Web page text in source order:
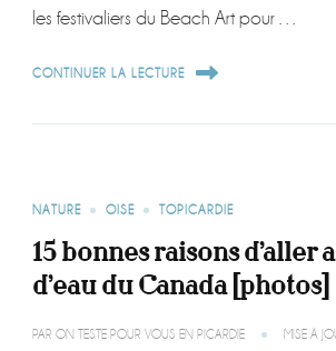
les festivaliers du Beach Art pour …
CONTINUER LA LECTURE
NATURE OISE TOPICARDIE
15 bonnes raisons d’aller
d’eau du Canada [photos]
PAR ON TESTE POUR VOUS EN PICARDIE MISE À